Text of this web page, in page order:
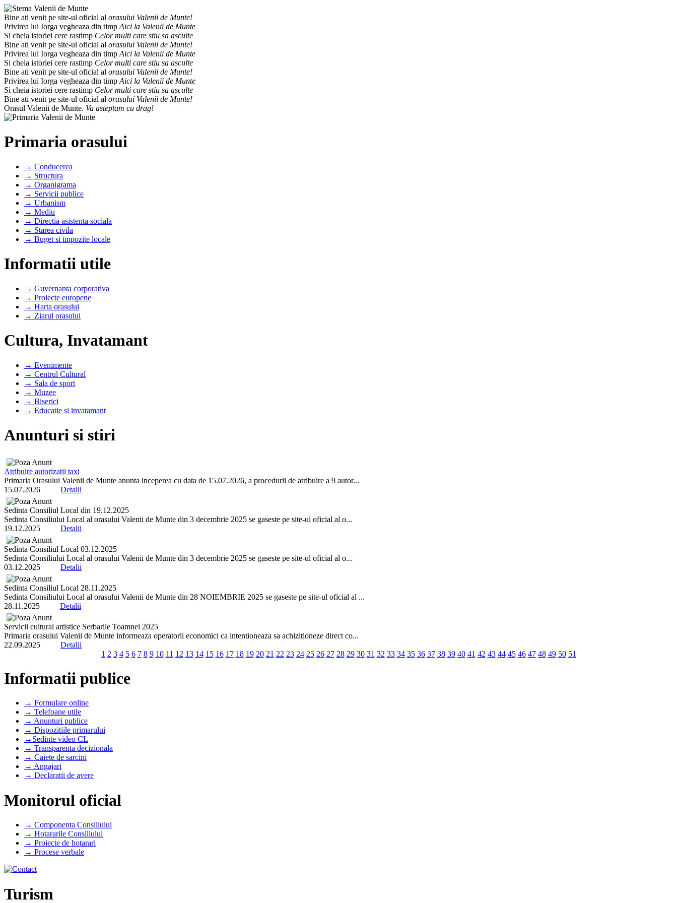
Bine ati venit pe site-ul oficial al orasului Valenii de Munte!
Privirea lui Iorga vegheaza din timp Aici la Valenii de Munte
Si cheia istoriei cere rastimp Celor multi care stiu sa asculte
Bine ati venit pe site-ul oficial al orasului Valenii de Munte!
Privirea lui Iorga vegheaza din timp Aici la Valenii de Munte
Si cheia istoriei cere rastimp Celor multi care stiu sa asculte
Bine ati venit pe site-ul oficial al orasului Valenii de Munte!
Privirea lui Iorga vegheaza din timp Aici la Valenii de Munte
Si cheia istoriei cere rastimp Celor multi care stiu sa asculte
Bine ati venit pe site-ul oficial al orasului Valenii de Munte!
Orasul Valenii de Munte. Va asteptam cu drag!
Primaria orasului
→ Conducerea
→ Structura
→ Organigrama
→ Servicii publice
→ Urbanism
→ Mediu
→ Directia asistenta sociala
→ Starea civila
→ Buget si impozite locale
Informatii utile
→ Guvernanta corporativa
→ Proiecte europene
→ Harta orasului
→ Ziarul orasului
Cultura, Invatamant
→ Evenimente
→ Centrul Cultural
→ Sala de sport
→ Muzee
→ Biserici
→ Educatie si invatamant
Anunturi si stiri
Atribuire autorizatii taxi
Primaria Orasului Valenii de Munte anunta inceperea cu data de 15.07.2026, a procedurii de atribuire a 9 autor...
15.07.2026 Detalii
Sedinta Consiliul Local din 19.12.2025
Sedinta Consiliului Local al orasului Valenii de Munte din 3 decembrie 2025 se gaseste pe site-ul oficial al o...
19.12.2025 Detalii
Sedinta Consiliul Local 03.12.2025
Sedinta Consiliului Local al orasului Valenii de Munte din 3 decembrie 2025 se gaseste pe site-ul oficial al o...
03.12.2025 Detalii
Sedinta Consiliul Local 28.11.2025
Sedinta Consiliului Local al orasului Valenii de Munte din 28 NOIEMBRIE 2025 se gaseste pe site-ul oficial al ...
28.11.2025 Detalii
Servicii cultural artistice Serbarile Toamnei 2025
Primaria orasului Valenii de Munte informeaza operatorii economici ca intentioneaza sa achizitioneze direct co...
22.09.2025 Detalii
1 2 3 4 5 6 7 8 9 10 11 12 13 14 15 16 17 18 19 20 21 22 23 24 25 26 27 28 29 30 31 32 33 34 35 36 37 38 39 40 41 42 43 44 45 46 47 48 49 50 51
Informatii publice
→ Formulare online
→ Telefoane utile
→ Anunturi publice
→ Dispozitiile primarului
→Sedinte video CL
→ Transparenta decizionala
→ Caiete de sarcini
→ Angajari
→ Declaratii de avere
Monitorul oficial
→ Componenta Consiliului
→ Hotararile Consiliului
→ Proiecte de hotarari
→ Procese verbale
Turism